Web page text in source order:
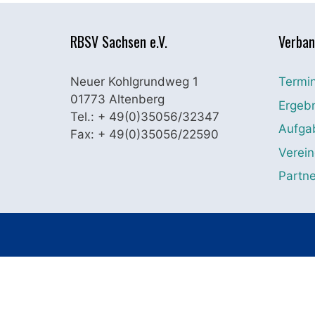
RBSV Sachsen e.V.
Neuer Kohlgrundweg 1
01773 Altenberg
Tel.: + 49(0)35056/32347
Fax: + 49(0)35056/22590